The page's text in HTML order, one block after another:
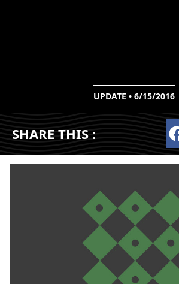
UPDATE • 6/15/2016
SHARE THIS :